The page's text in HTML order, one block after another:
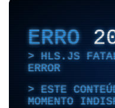
ERRO
HLS.JS
ERROR
ESTE
MOMENTO